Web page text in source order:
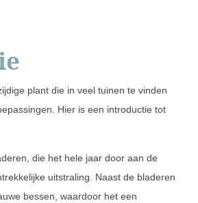
plant die in veel tuinen te vinden
Hier is een introductie tot
die het hele jaar door aan de
uitstraling. Naast de bladeren
bessen, waardoor het een